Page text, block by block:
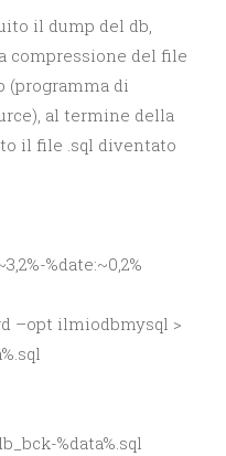
il dump del db,
compressione del file
(programma di
al termine della
il file .sql diventato
%date:~0,2%
–opt ilmiodbmysql >
%data%.sql